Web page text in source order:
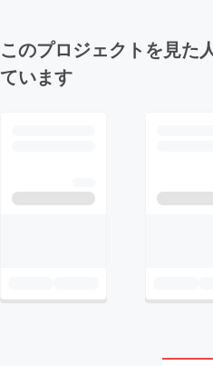
このプロジェクトを見た
ています